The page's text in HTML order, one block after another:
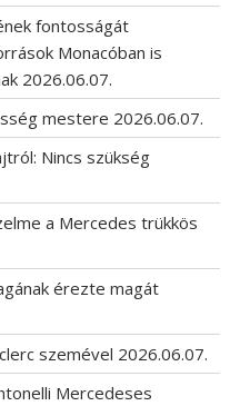
fontosságát
Monacóban is
2026.06.07.
mestere 2026.06.07.
Nincs szükség
a Mercedes trükkös
érezte magát
szemével 2026.06.07.
Mercedeses